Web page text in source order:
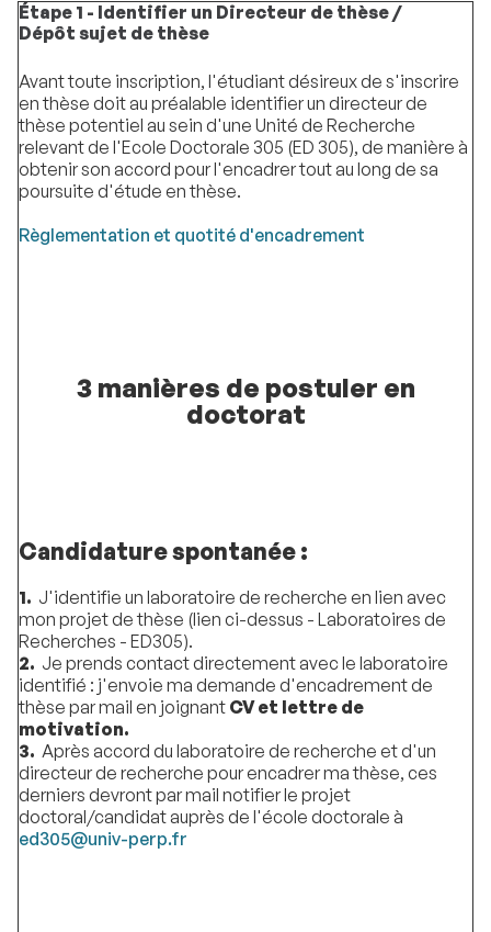
Étape 1 - Identifier un Directeur de thèse /
Dépôt sujet de thèse
Avant toute inscription, l'étudiant désireux de s'inscrire
en thèse doit au préalable identifier un directeur de
thèse potentiel au sein d'une Unité de Recherche
relevant de l'Ecole Doctorale 305 (ED 305), de manière à
obtenir son accord pour l'encadrer tout au long de sa
poursuite d'étude en thèse.
Règlementation et quotité d'encadrement
3 manières de postuler en
doctorat
Candidature spontanée :
1. J'identifie un laboratoire de recherche en lien avec
mon projet de thèse (lien ci-dessus - Laboratoires de
Recherches - ED305).
2. Je prends contact directement avec le laboratoire
identifié : j'envoie ma demande d'encadrement de
thèse par mail en joignant CV et lettre de
motivation.
3. Après accord du laboratoire de recherche et d'un
directeur de recherche pour encadrer ma thèse, ces
derniers devront par mail notifier le projet
doctoral/candidat auprès de l'école doctorale à
ed305@univ-perp.fr